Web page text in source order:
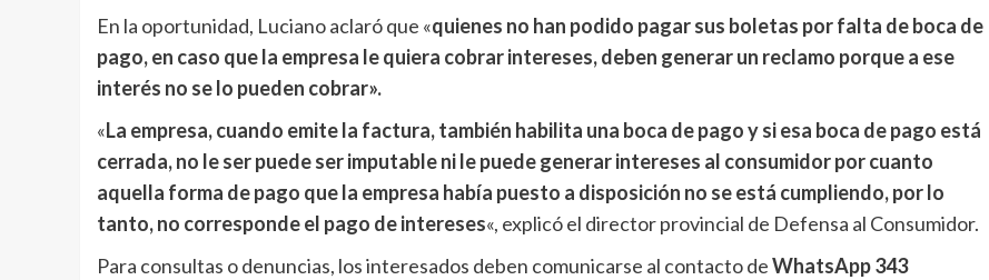
En la oportunidad, Luciano aclaró que «quienes no han podido pagar sus boletas por falta de boca de
pago, en caso que la empresa le quiera cobrar intereses, deben generar un reclamo porque a ese
interés no se lo pueden cobrar».
«La empresa, cuando emite la factura, también habilita una boca de pago y si esa boca de pago está
cerrada, no le ser puede ser imputable ni le puede generar intereses al consumidor por cuanto
aquella forma de pago que la empresa había puesto a disposición no se está cumpliendo, por lo
tanto, no corresponde el pago de intereses«, explicó el director provincial de Defensa al Consumidor.
Para consultas o denuncias, los interesados deben comunicarse al contacto deWhatsApp 343